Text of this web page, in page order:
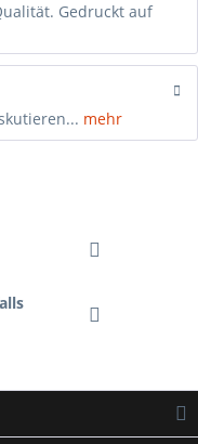
Gedruckt auf
mehr